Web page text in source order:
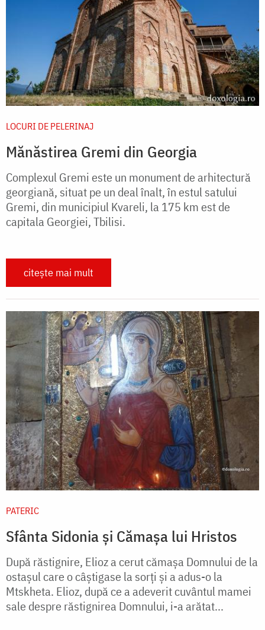
LOCURI DE PELERINAJ
Mănăstirea Gremi din Georgia
Complexul Gremi este un monument de arhitectură
georgiană, situat pe un deal înalt, în estul satului
Gremi, din municipiul Kvareli, la 175 km est de
capitala Georgiei, Tbilisi.
citește mai mult
PATERIC
Sfânta Sidonia și Cămașa lui Hristos
După răstignire, Elioz a cerut cămaşa Domnului de la
ostaşul care o câştigase la sorţi şi a adus-o la
Mtskheta. Elioz, după ce a adeverit cuvântul mamei
sale despre răstignirea Domnului, i-a arătat...